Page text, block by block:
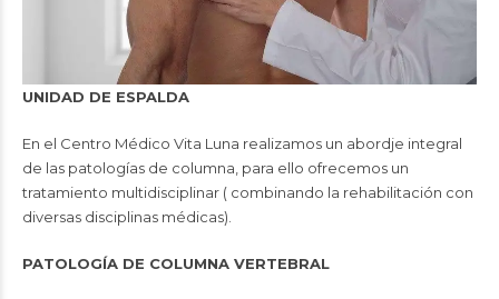
UNIDAD DE ESPALDA
En el Centro Médico Vita Luna realizamos un abordje integral
de las patologías de columna, para ello ofrecemos un
tratamiento multidisciplinar ( combinando la rehabilitación con
diversas disciplinas médicas).
PATOLOGÍA DE COLUMNA VERTEBRAL